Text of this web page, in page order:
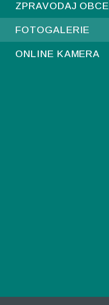
ZPRAVODAJ OBCE
FOTOGALERIE
ONLINE KAMERA